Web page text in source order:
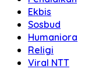
Ekbis
Sosbud
Humaniora
Religi
Viral NTT